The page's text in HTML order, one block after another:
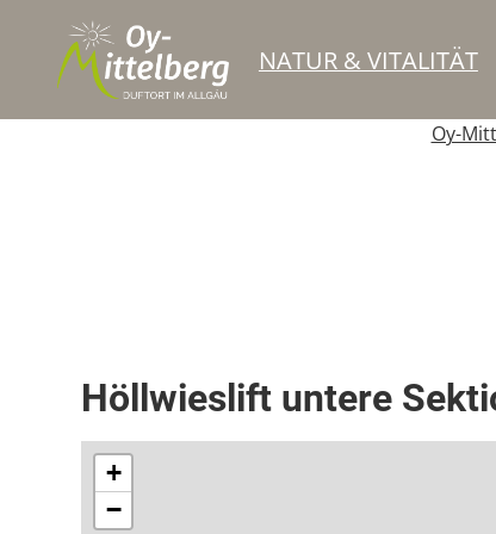
NATUR & VITALITÄT
Oy-
Höllwieslift untere